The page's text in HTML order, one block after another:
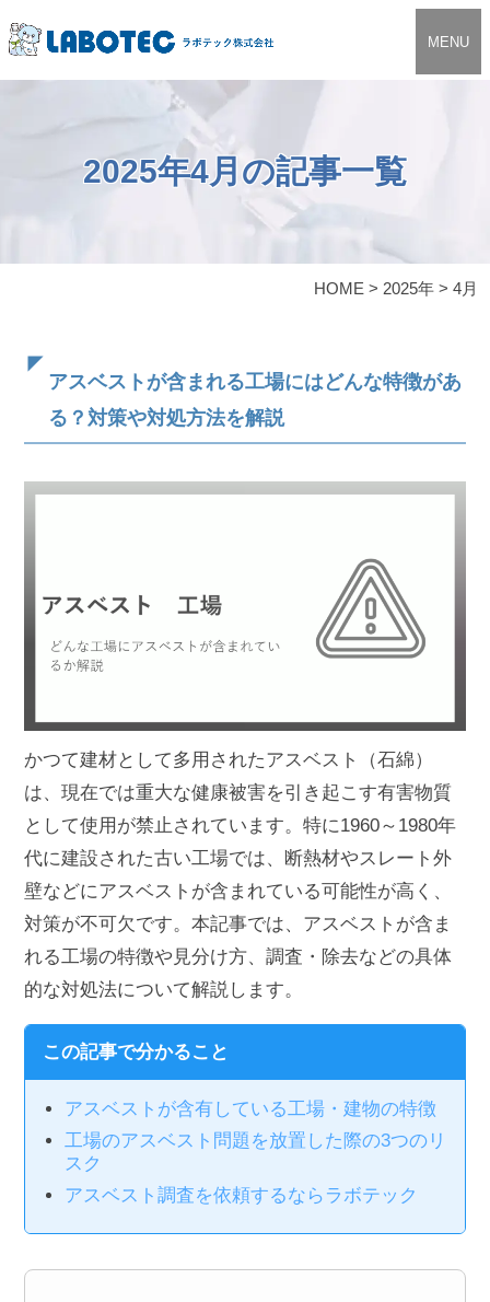
MENU
2025年4月の記事一覧
HOME > 2025年> 4月
アスベストが含まれる工場にはどんな特徴があ
る？対策や対処方法を解説
かつて建材として多用されたアスベスト（石綿）
は、現在では重大な健康被害を引き起こす有害物質
として使用が禁止されています。特に1960～1980年
代に建設された古い工場では、断熱材やスレート外
壁などにアスベストが含まれている可能性が高く、
対策が不可欠です。本記事では、アスベストが含ま
れる工場の特徴や見分け方、調査・除去などの具体
的な対処法について解説します。
この記事で分かること
アスベストが含有している工場・建物の特徴
工場のアスベスト問題を放置した際の3つのリ
スク
アスベスト調査を依頼するならラボテック